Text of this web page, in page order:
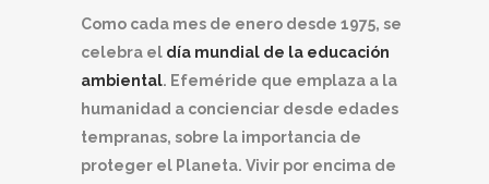
Como cada mes de enero desde 1975, se
celebra el día mundial de la educación
ambiental. Efeméride que emplaza a la
humanidad a concienciar desde edades
tempranas, sobre la importancia de
proteger el Planeta. Vivir por encima de